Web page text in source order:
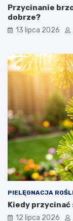
Przycinanie
dobrze?
13 lipca 2026
PIELĘGNACJA
Kiedy
12 lipca 2026